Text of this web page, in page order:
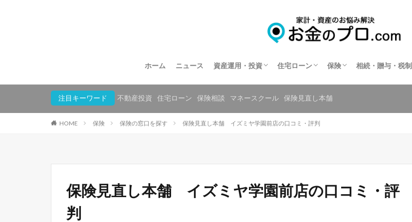
ホーム ニュース 資産運用・投資
不動産投資
住宅ローン
住宅ローン相談
住宅ローンの相談窓口を探す
保険
保険相談
保険の窓口を探す
共済の相談窓口を探す
相続・贈与・税制
注目キーワード 不動産投資 住宅ローン 保険相談 マネースクール 保険見直し本舗
HOME 保険 保険の窓口を探す 保険見直し本舗 イズミヤ学園前店の口コミ・評判
保険見直し本舗 イズミヤ学園前店の口コミ・評
判